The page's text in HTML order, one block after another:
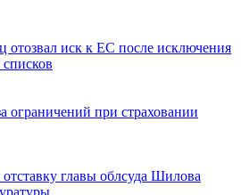
отозвал иск к ЕС после исключения
ограничений при страховании
главы облсуда Шилова